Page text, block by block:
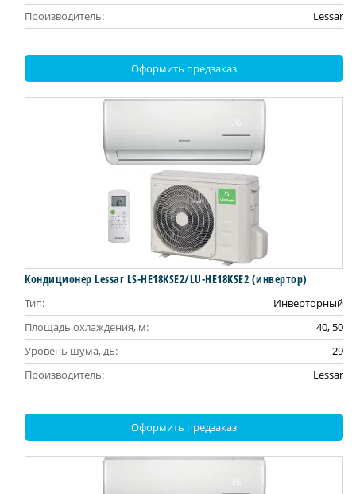
Производитель:
Lessar
Оформить предзаказ
Кондиционер Lessar LS-HE18KSE2/LU-HE18KSE2 (инвертор)
Тип:
Инверторный
Площадь охлаждения, м:
40, 50
Уровень шума, дБ:
29
Производитель:
Lessar
Оформить предзаказ